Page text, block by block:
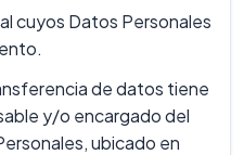
cuyos Datos Personales
de datos tiene
y/o encargado del
ubicado en